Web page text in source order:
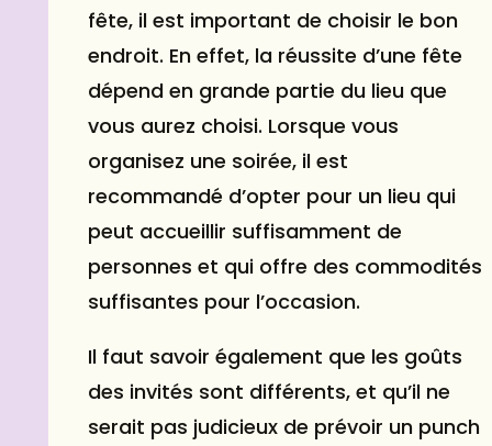
fête, il est important de choisir le bon
endroit. En effet, la réussite d’une fête
dépend en grande partie du lieu que
vous aurez choisi. Lorsque vous
organisez une soirée, il est
recommandé d’opter pour un lieu qui
peut accueillir suffisamment de
personnes et qui offre des commodités
suffisantes pour l’occasion.
Il faut savoir également que les goûts
des invités sont différents, et qu’il ne
serait pas judicieux de prévoir un punch